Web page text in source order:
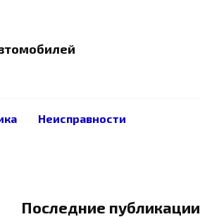
Неисправности
Последние публикации